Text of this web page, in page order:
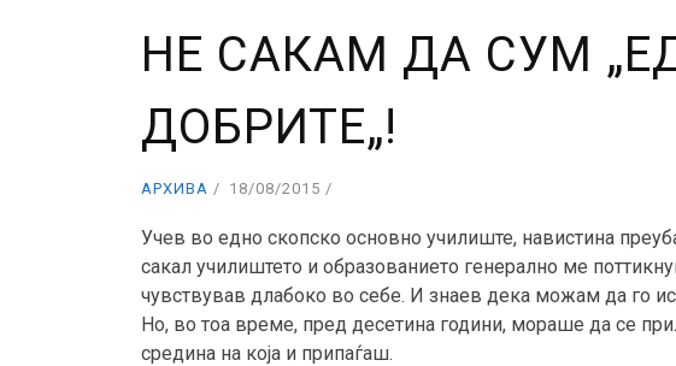
НЕ САКАМ ДА СУМ
ДОБРИТЕ„!
АРХИВА 18/08/2015
Учев во едно скопско основно училиште, навистина
сакал училиштето и образованието генерално ме
чувствував длабоко во себе. И знаев дека можам да го
Но, во тоа време, пред десетина години, мораше да се
средина на која и припаѓаш.